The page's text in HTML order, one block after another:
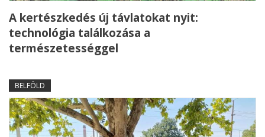
A kertészkedés új távlatokat nyit:
technológia találkozása a
természetességgel
BELFÖLD